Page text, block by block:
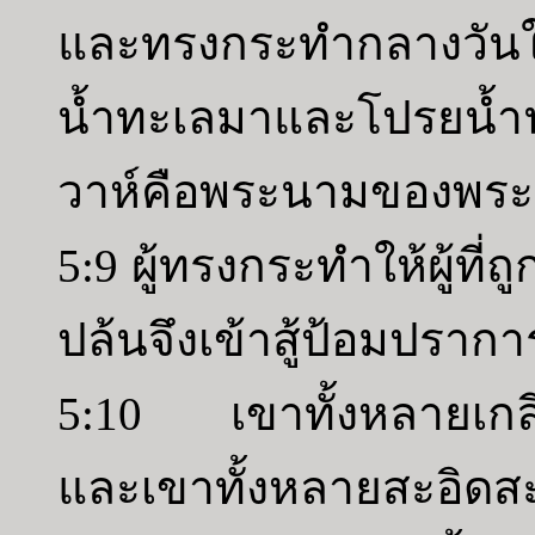
และทรงกระทำกลางวั
น้ำทะเลมาและโปรย
วาห์คือพระนามของพร
5:9 ผู้ทรงกระทำให้ผู้ที่
ปล้นจึงเข้าสู้ป้อมปรากา
5:10 เขาทั้งหลายเก
และเขาทั้งหลายสะอิด